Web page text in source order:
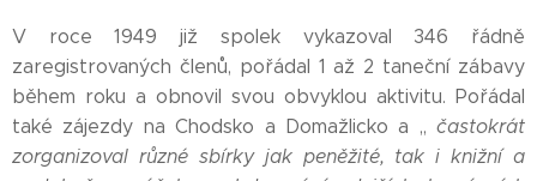
V roce 1949 již spolek vykazoval 346 řádně
zaregistrovaných členů, pořádal 1 až 2 taneční zábavy
během roku a obnovil svou obvyklou aktivitu. Pořádal
také zájezdy na Chodsko a Domažlicko a ,, častokrát
zorganizoval různé sbírky jak peněžité, tak i knižní a